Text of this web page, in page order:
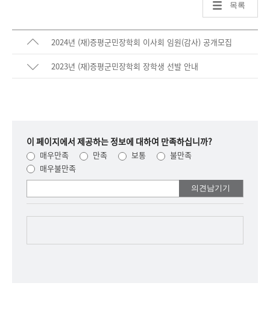
목록
2024년 (재)증평군민장학회 이사회 임원(감사) 공개모집
2023년 (재)증평군민장학회 장학생 선발 안내
이 페이지에서 제공하는 정보에 대하여 만족하십니까?
매우만족 만족 보통
불만족
매우불만족
의견을